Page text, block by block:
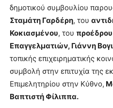
δημοτικού συμβουλίου
Σταμάτη Γαρδέρη, του
Κοκιασμένου, του
Επαγγελματιών, Γιάννη
τοπικής επιχειρηματικής
συμβολή στην επιτυχία της
Επιμελητηρίου στην Κύθνο,
Βαπτιστή Φίλιππα.